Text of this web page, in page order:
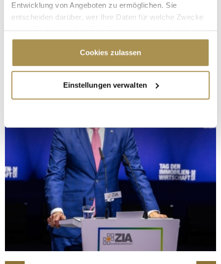
Entwicklung von Angeboten zu ermöglichen. Sie
entscheiden darüber, wer Ihre Daten für welche Zwecke
Cookie-Erklärung oder durch Klicken auf das Privacy
Trigger Symbol ändern oder widerrufen
Informationen über Ihre geografische Lage
erfassen, welche bis auf einige Meter genau sein
bestimmten Merkmalen (Fingerprinting) identifizieren
Erfahren Sie mehr darüber, wie Ihre persönlichen Daten
verarbeitet werden, und legen Sie Ihre Präferenzen im
Abschnitt Einzelheitenfest.
Wir verwenden Cookies, um Inhalte und Anzeigen zu
personalisieren, Funktionen für soziale Medien anbieten
zu können und die Zugriffe auf unsere Website zu
analysieren. Außerdem geben wir Informationen zu Ihrer
Verwendung unserer Website an unsere Partner für
Cookies zulassen
Einstellungen verwalten